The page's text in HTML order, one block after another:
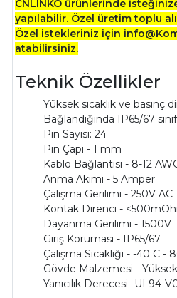
CNLINKO ürünlerinde
yapılabilir. Özel üretim toplu
Özel istekleriniz için
atabilirsiniz.
Teknik Özellikler
Yüksek sıcaklık ve basınç
Bağlandığında IP65/67
Pin Sayısı: 24
Pin Çapı - 1 mm
Kablo Bağlantısı - 8-12
Anma Akımı - 5 Amper
Çalışma Gerilimi - 250V AC
Kontak Direnci -
Dayanma Gerilimi - 1500V
Giriş Koruması - IP65/67
Çalışma Sıcaklığı - -40 C -
Gövde Malzemesi -
Yanıcılık Derecesi- UL94-